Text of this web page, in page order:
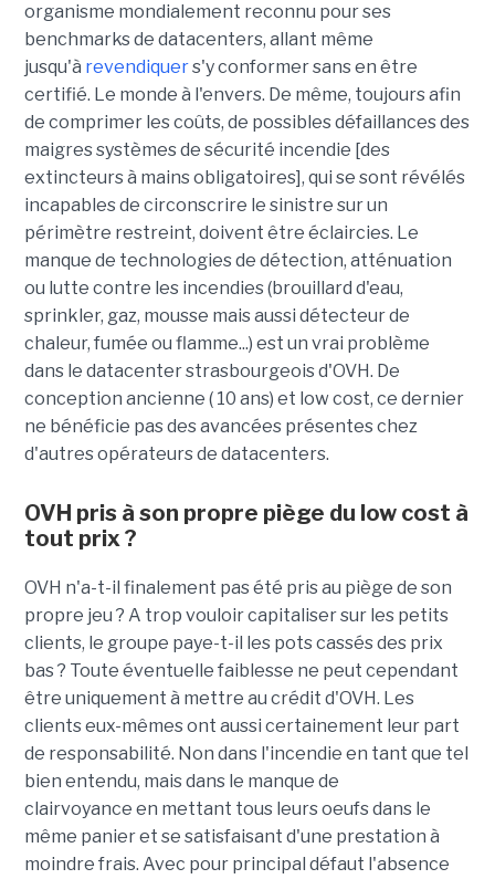
organisme mondialement reconnu pour ses
benchmarks de datacenters, allant même
jusqu'à revendiquers'y conformer sans en être
certifié. Le monde à l'envers. De même, toujours afin
de comprimer les coûts, de possibles défaillances des
maigres systèmes de sécurité incendie [des
extincteurs à mains obligatoires], qui se sont révélés
incapables de circonscrire le sinistre sur un
périmètre restreint, doivent être éclaircies. Le
manque de technologies de détection, atténuation
ou lutte contre les incendies (brouillard d'eau,
sprinkler, gaz, mousse mais aussi détecteur de
chaleur, fumée ou flamme...) est un vrai problème
dans le datacenter strasbourgeois d'OVH. De
conception ancienne ( 10 ans) et low cost, ce dernier
ne bénéficie pas des avancées présentes chez
d'autres opérateurs de datacenters.
OVH pris à son propre piège du low cost à
tout prix ?
OVH n'a-t-il finalement pas été pris au piège de son
propre jeu ? A trop vouloir capitaliser sur les petits
clients, le groupe paye-t-il les pots cassés des prix
bas ? Toute éventuelle faiblesse ne peut cependant
être uniquement à mettre au crédit d'OVH. Les
clients eux-mêmes ont aussi certainement leur part
de responsabilité. Non dans l'incendie en tant que tel
bien entendu, mais dans le manque de
clairvoyance en mettant tous leurs oeufs dans le
même panier et se satisfaisant d'une prestation à
moindre frais. Avec pour principal défaut l'absence